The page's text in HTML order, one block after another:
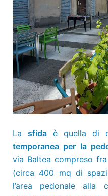
Lasfida è quella di
temporanea per la
via Baltea compreso
(circa 400 mq di
l’area pedonale alla